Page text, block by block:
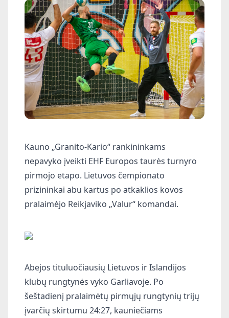
Kauno „Granito-Kario“ rankininkams
nepavyko įveikti EHF Europos taurės turnyro
pirmojo etapo. Lietuvos čempionato
prizininkai abu kartus po atkaklios kovos
pralaimėjo Reikjaviko „Valur“ komandai.
Abejos tituluočiausių Lietuvos ir Islandijos
klubų rungtynės vyko Garliavoje. Po
šeštadienį pralaimėtų pirmųjų rungtynių trijų
įvarčių skirtumu 24:27, kauniečiams